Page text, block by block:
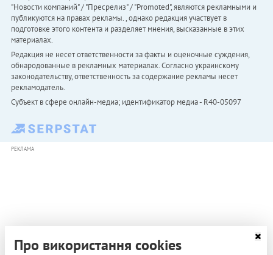
"Новости компаний" / "Пресрелиз" / "Promoted", являются рекламными и
публикуются на правах рекламы. , однако редакция участвует в
подготовке этого контента и разделяет мнения, высказанные в этих
материалах.
Редакция не несет ответственности за факты и оценочные суждения,
обнародованные в рекламных материалах. Согласно украинскому
законодательству, ответственность за содержание рекламы несет
рекламодатель.
Субъект в сфере онлайн-медиа; идентификатор медиа - R40-05097
РЕКЛАМА
Про використання cookies